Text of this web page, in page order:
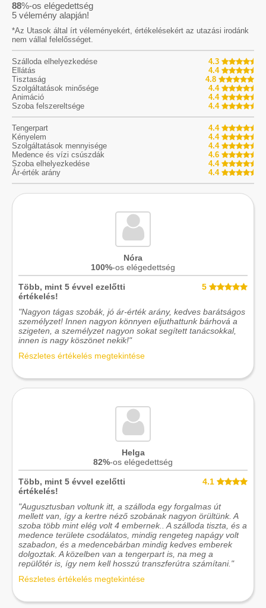
88%-os elégedettség
5 vélemény alapján!
*Az Utasok által írt véleményekért, értékelésekért az utazási irodánk
nem vállal felelősséget.
Szálloda elhelyezkedése
4.3
Ellátás
4.4
Tisztaság
4.8
Szolgáltatások minősége
4.4
Animáció
4.4
Szoba felszereltsége
4.4
Tengerpart
4.4
Kényelem
4.4
Szolgáltatások mennyisége
4.4
Medence és vízi csúszdák
4.6
Szoba elhelyezkedése
4.4
Ár-érték arány
4.4
Nóra
100%-os elégedettség
Több, mint 5 évvel ezelőtti
értékelés!
5
"Nagyon tágas szobák, jó ár-érték arány, kedves barátságos
személyzet! Innen nagyon könnyen eljuthattunk bárhová a
szigeten, a személyzet nagyon sokat segített tanácsokkal,
innen is nagy köszönet nekik!"
Részletes értékelés megtekintése
Helga
82%-os elégedettség
Több, mint 5 évvel ezelőtti
értékelés!
4.1
"Augusztusban voltunk itt, a szálloda egy forgalmas út
mellett van, így a kertre néző szobának nagyon örültünk. A
szoba több mint elég volt 4 embernek.. A szálloda tiszta, és a
medence területe csodálatos, mindig rengeteg napágy volt
szabadon, és a medencebárban mindig kedves emberek
dolgoztak. A közelben van a tengerpart is, na meg a
repülőtér is, így nem kell hosszú transzferútra számítani."
Részletes értékelés megtekintése